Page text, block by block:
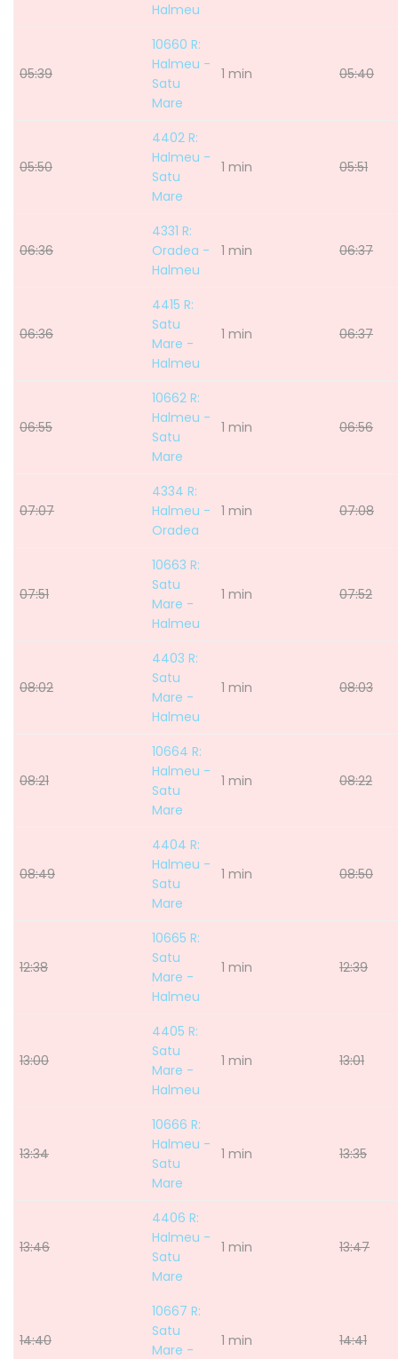
Halmeu
05:39
10660 R:
Halmeu -
Satu
Mare
1 min 05:40
05:50
4402 R:
Halmeu -
Satu
Mare
1 min 05:51
06:36
4331 R:
Oradea -
Halmeu
1 min 06:37
06:36
4415 R:
Satu
Mare -
Halmeu
1 min 06:37
06:55
10662 R:
Halmeu -
Satu
Mare
1 min 06:56
07:07
4334 R:
Halmeu -
Oradea
1 min 07:08
07:51
10663 R:
Satu
Mare -
Halmeu
1 min 07:52
08:02
4403 R:
Satu
Mare -
Halmeu
1 min 08:03
08:21
10664 R:
Halmeu -
Satu
Mare
1 min 08:22
08:49
4404 R:
Halmeu -
Satu
Mare
1 min 08:50
12:38
10665 R:
Satu
Mare -
Halmeu
1 min 12:39
13:00
4405 R:
Satu
Mare -
Halmeu
1 min 13:01
13:34
10666 R:
Halmeu -
Satu
Mare
1 min 13:35
13:46
4406 R:
Halmeu -
Satu
Mare
1 min 13:47
14:40
10667 R:
Satu
Mare -
1 min 14:41